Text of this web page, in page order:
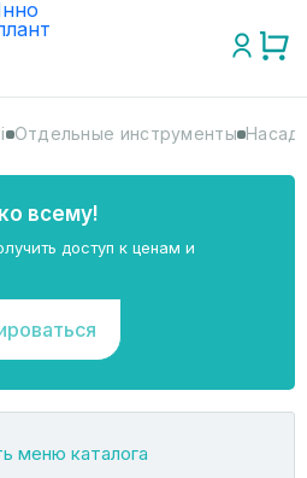
Отдельные инструменты
всему!
доступ к ценам и
меню каталога